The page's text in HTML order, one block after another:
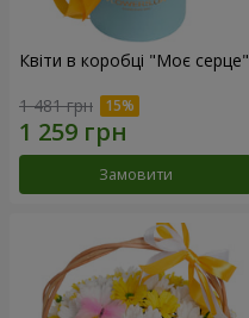
Квіти в коробці "Моє серце"
1 481 грн
Замовити